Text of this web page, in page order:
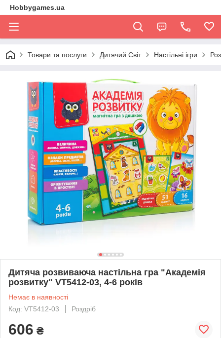
Hobbygames.ua
Товари та послуги Дитячий Світ Настільні ігри
Дитяча розвиваюча настільна гра "Академія
розвитку" VT5412-03, 4-6 років
Немає в наявності
Код: VT5412-03
Роздріб
606 ₴